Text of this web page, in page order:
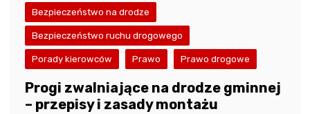
Bezpieczeństwo na drodze
Bezpieczeństwo ruchu drogowego
Porady kierowców Prawo Prawo drogowe
Progi zwalniające na drodze gminnej
– przepisy i zasady montażu